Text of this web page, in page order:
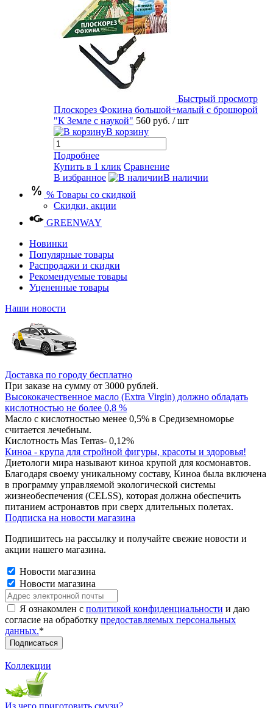
Быстрый просмотр
Плоскорез Фокина большой+малый с брошюрой
"К Земле с наукой" 560 руб. / шт
В корзину
Подробнее
Купить в 1 клик Сравнение
В избранное
В наличии
% Товары со скидкой
Скидки, акции
GREENWAY
Новинки
Популярные товары
Распродажи и скидки
Рекомендуемые товары
Уцененные товары
Наши новости
Доставка по городу бесплатно
При заказе на сумму от 3000 рублей.
Высококачественное масло (Extra Virgin) должно обладать
кислотностью не более 0,8 %
Масло с кислотностью менее 0,5% в Средиземноморье
считается лечебным.
Кислотность Mas Terras- 0,12%
Киноа - крупа для стройной фигуры, красоты и здоровья!
Диетологи мира называют киноа крупой для космонавтов.
Благодаря своему уникальному составу, Киноа была включена
в программу управляемой экологической системы
жизнеобеспечения (CELSS), которая должна обеспечить
питанием астронавтов при сверх длительных полетах.
Подписка на новости магазина
Подпишитесь на рассылку и получайте свежие новости и
акции нашего магазина.
Новости магазина
Новости магазина
Я ознакомлен с политикой конфиденциальности и даю
согласие на обработку предоставляемых персональных
данных.*
Коллекции